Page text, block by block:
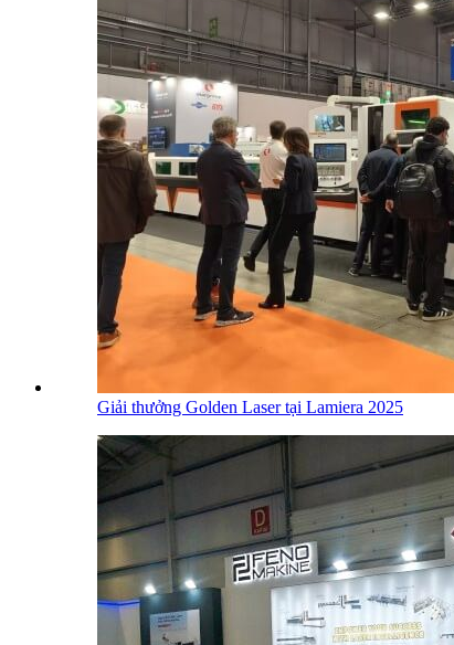
Giải thưởng Golden Laser tại Lamiera 2025